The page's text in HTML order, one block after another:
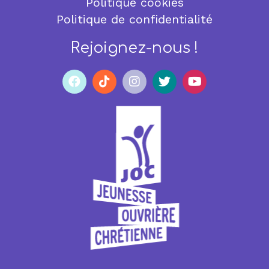
Politique de confidentialité
Rejoignez-nous !